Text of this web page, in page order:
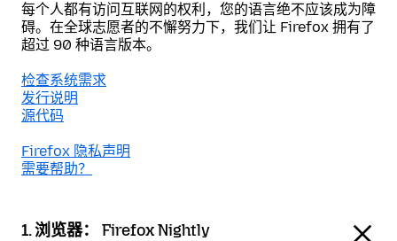
每个人都有访问互联网的权利，您的语言绝不应该成为障
碍。在全球志愿者的不懈努力下，我们让 Firefox 拥有了
超过 90 种语言版本。
检查系统需求
发行说明
源代码
Firefox 隐私声明
需要帮助？
1. 浏览器： Firefox Nightly